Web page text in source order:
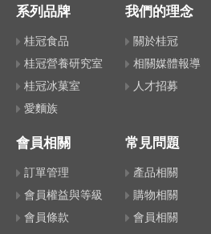
系列品牌
桂冠食品
桂冠營養研究室
桂冠冰菓室
愛麵族
我們的理念
關於桂冠
相關媒體報導
人才招募
會員相關
訂單管理
會員權益與等級
會員條款
常見問題
產品相關
購物相關
會員相關